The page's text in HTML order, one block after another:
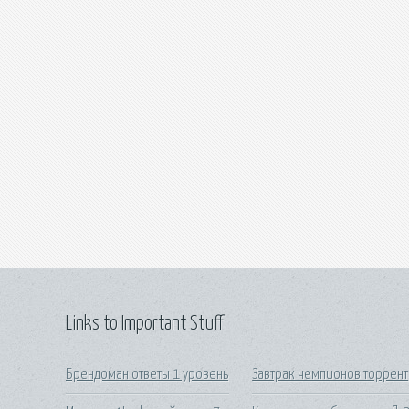
Links to Important Stuff
Брендоман ответы 1 уровень Завтрак чемпионов торрент